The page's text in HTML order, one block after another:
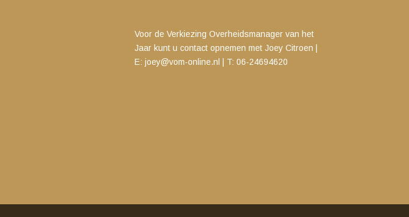
Voor de Verkiezing Overheidsmanager van het
Jaar kunt u contact opnemen met Joey Citroen |
E: joey@vom-online.nl | T: 06-24694620